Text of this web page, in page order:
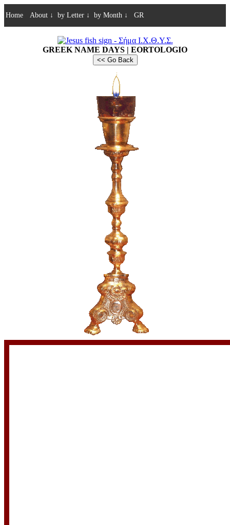
Home About ↓ by Letter ↓ by Month ↓ GR
GREEK NAME DAYS | EORTOLOGIO
<< Go Back